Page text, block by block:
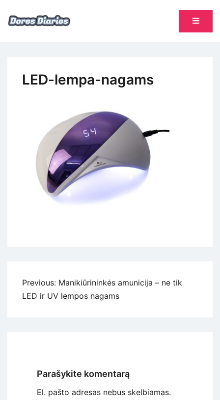
LED-lempa-nagams
Navigacija
tarp
Previous: Manikiūrininkės amunicija – ne tik
LED ir UV lempos nagams
Parašykite komentarą
El. pašto adresas nebus skelbiamas.